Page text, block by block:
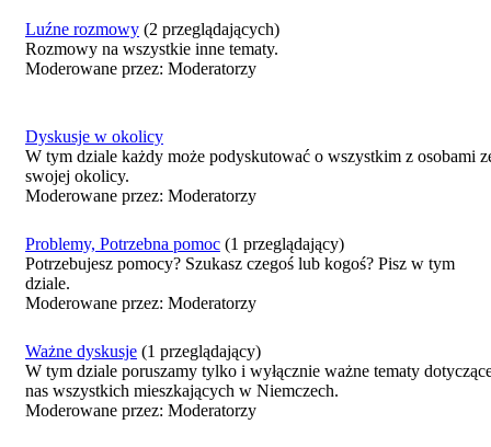
Luźne rozmowy (2 przeglądających)
Rozmowy na wszystkie inne tematy.
Moderowane przez: Moderatorzy
Dyskusje w okolicy
W tym dziale każdy może podyskutować o wszystkim z osobami
swojej okolicy.
Moderowane przez: Moderatorzy
Problemy, Potrzebna pomoc (1 przeglądający)
Potrzebujesz pomocy? Szukasz czegoś lub kogoś? Pisz w tym
dziale.
Moderowane przez: Moderatorzy
Ważne dyskusje (1 przeglądający)
W tym dziale poruszamy tylko i wyłącznie ważne tematy
nas wszystkich mieszkających w Niemczech.
Moderowane przez: Moderatorzy